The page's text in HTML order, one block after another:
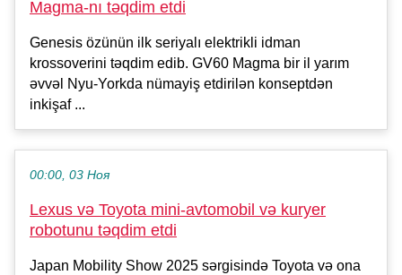
Magma-nı təqdim etdi
Genesis özünün ilk seriyalı elektrikli idman
krossoverini təqdim edib. GV60 Magma bir il yarım
əvvəl Nyu-Yorkda nümayiş etdirilən konseptdən
inkişaf ...
00:00, 03 Ноя
Lexus və Toyota mini-avtomobil və kuryer
robotunu təqdim etdi
Japan Mobility Show 2025 sərgisində Toyota və ona